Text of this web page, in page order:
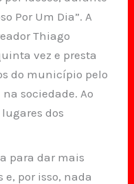
Por Um Dia”. A
Thiago
vez e presta
do município pelo
sociedade. Ao
dos
para dar mais
por isso, nada